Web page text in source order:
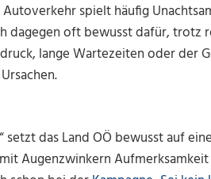
spielt häufig
dagegen oft bewusst dafür, trotz
lange Wartezeiten oder der
das Land OÖ bewusst auf
Augenzwinkern